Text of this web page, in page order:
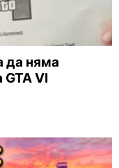
да няма
VI